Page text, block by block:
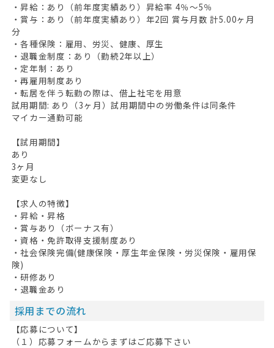
・昇給：あり（前年度実績あり）昇給率 4％～5％
・賞与：あり（前年度実績あり）年2回 賞与月数 計5.00ヶ月
分
・各種保険：雇用、労災、健康、厚生
・退職金制度：あり（勤続2年以上）
・定年制：あり
・再雇用制度あり
・転居を伴う転勤の際は、借上社宅を用意
試用期間: あり（3ヶ月）試用期間中の労働条件は同条件
マイカー通勤可能
【試用期間】
あり
3ヶ月
変更なし
【求人の特徴】
・昇給・昇格
・賞与あり（ボーナス有）
・資格・免許取得支援制度あり
・社会保険完備(健康保険・厚生年金保険・労災保険・雇用保
険)
・研修あり
・退職金あり
採用までの流れ
【応募について】
（１）応募フォームからまずはご応募下さい